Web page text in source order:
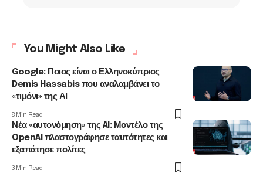
You Might Also Like
Google: Ποιος είναι ο Ελληνοκύπριος
Demis Hassabis που αναλαμβάνει το
«τιμόνι» της ΑΙ
8 Min Read
Νέα «αυτονόμηση» της AI: Μοντέλο της
OpenAI πλαστογράφησε ταυτότητες και
εξαπάτησε πολίτες
3 Min Read